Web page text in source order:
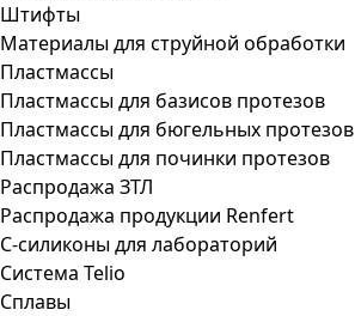
Штифты
Материалы для струйной обработки
Пластмассы
Пластмассы для базисов протезов
Пластмассы для бюгельных протезов
Пластмассы для починки протезов
Распродажа ЗТЛ
Распродажа продукции Renfert
С-силиконы для лабораторий
Система Telio
Сплавы